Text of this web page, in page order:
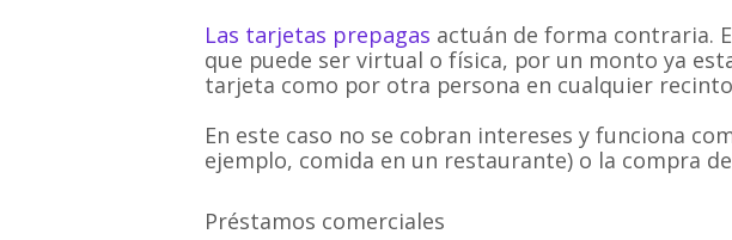
Las tarjetas prepagas actuán de forma contraria.
que puede ser virtual o física, por un monto ya
tarjeta como por otra persona en cualquier
En este caso no se cobran intereses y funciona
ejemplo, comida en un restaurante) o la compra
Préstamos comerciales